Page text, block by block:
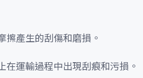
擦產生的刮傷和磨損。
運輸過程中出現刮痕和污損。